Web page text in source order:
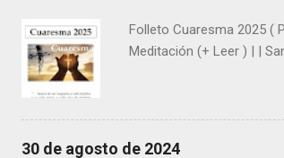
Folleto Cuaresma 2025 (
Meditación (+ Leer ) | |
30 de agosto de 2024